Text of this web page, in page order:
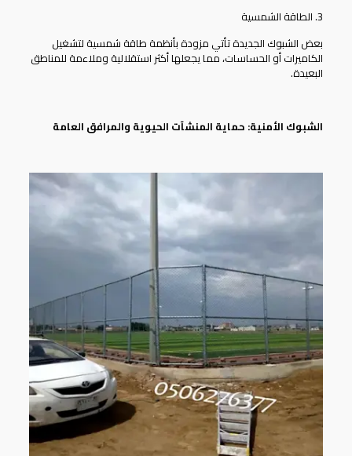
3. الطاقة الشمسية
بعض الشبوك الجديدة تأتي مزودة بأنظمة طاقة شمسية لتشغيل
الكاميرات أو الحساسات، مما يجعلها أكثر استقلالية وملاءمة للمناطق
البعيدة.
الشبوك الأمنية: حماية المنشآت الحيوية والمرافق العامة